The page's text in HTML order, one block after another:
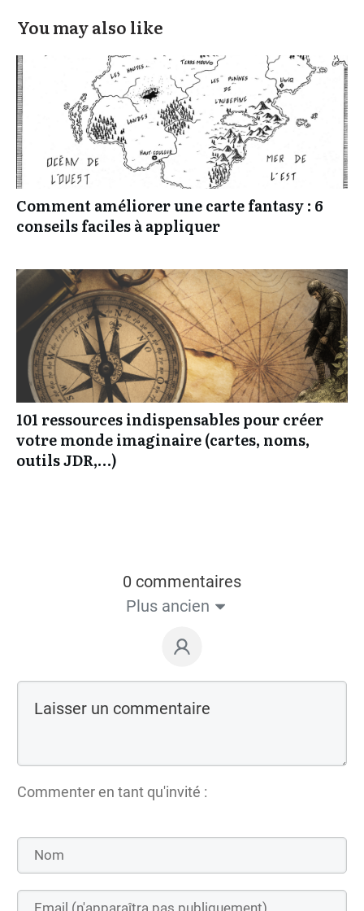
You may also like
Comment améliorer une carte fantasy : 6
conseils faciles à appliquer
101 ressources indispensables pour créer
votre monde imaginaire (cartes, noms,
outils JDR,…)
0 commentaires
Plus ancien
Commenter en tant qu'invité :